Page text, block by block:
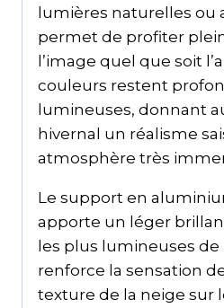
lumières naturelles ou
permet de profiter
l’image quel que soit
couleurs restent
lumineuses, donnant
hivernal un réalisme
atmosphère très
Le support en
apporte un léger
les plus lumineuses de
renforce la sensation
texture de la neige sur